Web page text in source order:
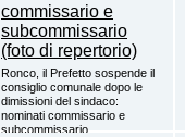
Ronco, il Prefetto sospende il
consiglio comunale dopo le
dimissioni del sindaco:
nominati commissario e
subcommissario